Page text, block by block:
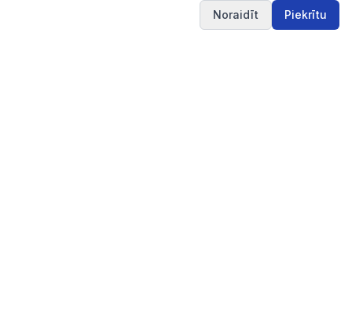
Noraidīt Piekrītu